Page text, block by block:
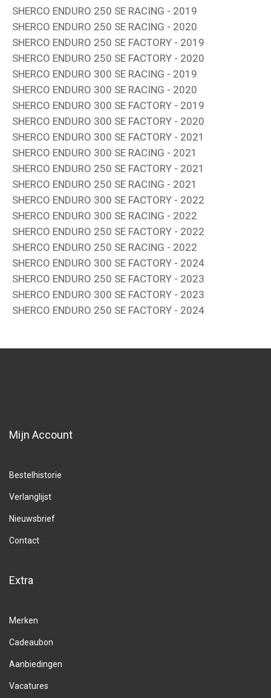
SHERCO ENDURO 250 SE RACING - 2019
SHERCO ENDURO 250 SE RACING - 2020
SHERCO ENDURO 250 SE FACTORY - 2019
SHERCO ENDURO 250 SE FACTORY - 2020
SHERCO ENDURO 300 SE RACING - 2019
SHERCO ENDURO 300 SE RACING - 2020
SHERCO ENDURO 300 SE FACTORY - 2019
SHERCO ENDURO 300 SE FACTORY - 2020
SHERCO ENDURO 300 SE FACTORY - 2021
SHERCO ENDURO 300 SE RACING - 2021
SHERCO ENDURO 250 SE FACTORY - 2021
SHERCO ENDURO 250 SE RACING - 2021
SHERCO ENDURO 300 SE FACTORY - 2022
SHERCO ENDURO 300 SE RACING - 2022
SHERCO ENDURO 250 SE FACTORY - 2022
SHERCO ENDURO 250 SE RACING - 2022
SHERCO ENDURO 300 SE FACTORY - 2024
SHERCO ENDURO 250 SE FACTORY - 2023
SHERCO ENDURO 300 SE FACTORY - 2023
SHERCO ENDURO 250 SE FACTORY - 2024
Mijn Account
Bestelhistorie
Verlanglijst
Nieuwsbrief
Contact
Extra
Merken
Cadeaubon
Aanbiedingen
Vacatures